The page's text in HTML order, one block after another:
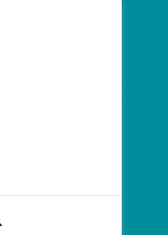
Procurar